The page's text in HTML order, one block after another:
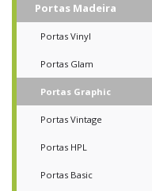
Portas Madeira
Portas Vinyl
Portas Glam
Portas Graphic
Portas Vintage
Portas HPL
Portas Basic